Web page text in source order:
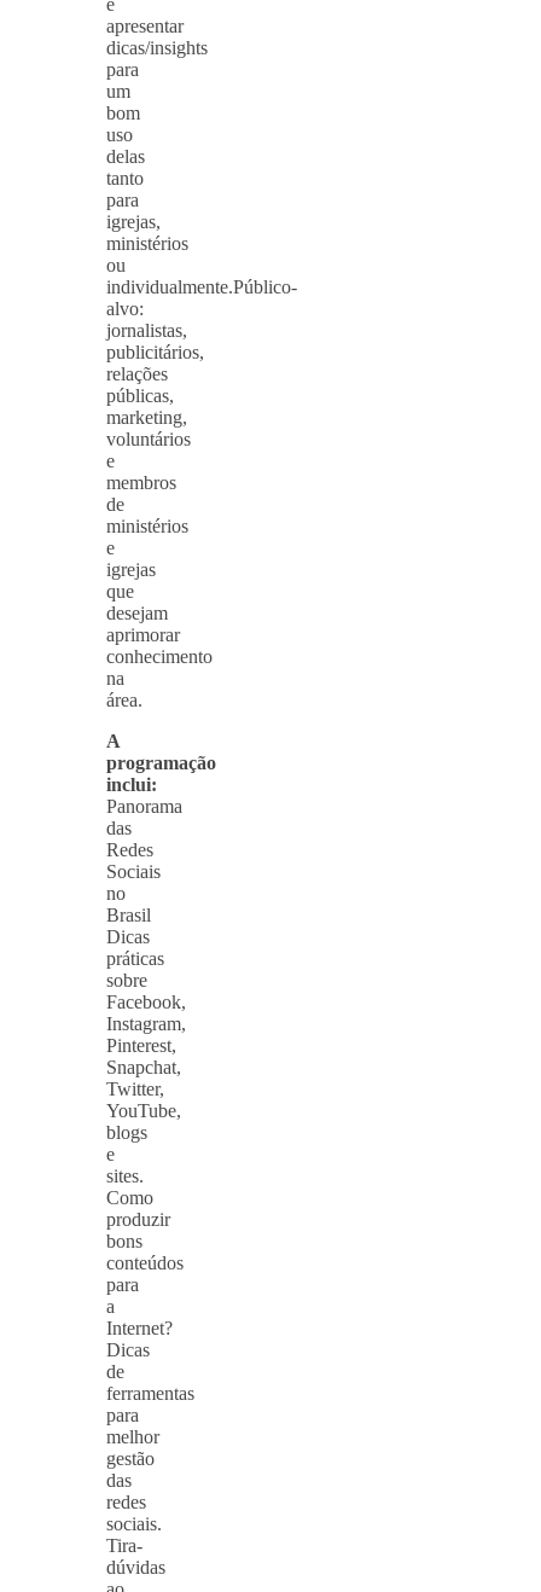
apresentar
dicas/insights
para
um
bom
uso
delas
tanto
para
igrejas,
ministérios
ou
individualmente.Público-
alvo:
jornalistas,
publicitários,
relações
públicas,
marketing,
voluntários
e
membros
de
ministérios
e
igrejas
que
desejam
aprimorar
conhecimento
na
área.
A
programação
inclui:
Panorama
das
Redes
Sociais
no
Brasil
Dicas
práticas
sobre
Facebook,
Instagram,
Pinterest,
Snapchat,
Twitter,
YouTube,
blogs
e
sites.
Como
produzir
bons
conteúdos
para
a
Internet?
Dicas
de
ferramentas
para
melhor
gestão
das
redes
sociais.
Tira-
dúvidas